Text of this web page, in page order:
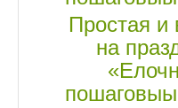
Простая и
на